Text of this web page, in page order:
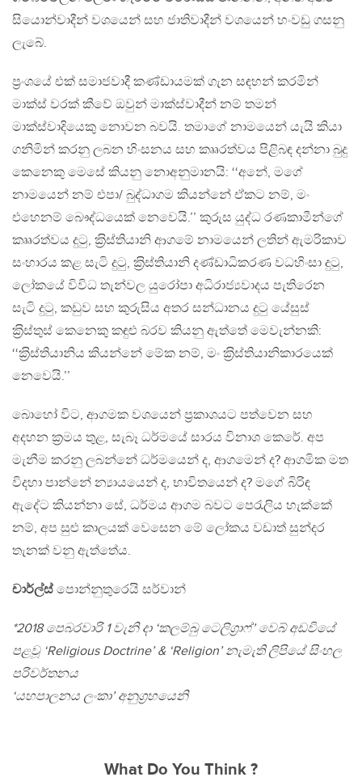
සියොන්වාදීන් වශයෙන් සහ ජාතිවාදීන් වශයෙන් හංවඩු ගසනු
ලැබේ.
ප‍්‍රංශයේ එක් සමාජවාදී කණ්ඩායමක් ගැන සඳහන් කරමින්
මාක්ස් වරක් කීවේ ඔවුන් මාක්ස්වාදීන් නම් තමන්
මාක්ස්වාදියෙකු නොවන බවයි. තමාගේ නාමයෙන් යැයි කියා
ගනිමින් කරනු ලබන හිංසනය සහ කෲරත්වය පිළිබඳ දන්නා බුදු
කෙනෙකු මෙසේ කියනු නොඅනුමානයි: ‘‘අනේ, මගේ
නාමයෙන් නම් එපා/ බුද්ධාගම කියන්නේ ඒකට නම්, මං
එහෙනම් බෞද්ධයෙක් නෙවෙයි.’’ කුරුස යුද්ධ රණකාමීන්ගේ
කෲරත්වය දුටු, ක‍්‍රිස්තියානි ආගමේ නාමයෙන් ලතින් ඇමරිකාව
සංහාරය කළ සැටි දුටු, ක‍්‍රිස්තියානි දණ්ඩාධිකරණ වධහිංසා දුටු,
ලෝකයේ විවිධ තැන්වල යුරෝපා අධිරාජ්‍යවාදය පැතිරෙන
සැටි දුටු, කඩුව සහ කුරුසිය අතර සන්ධානය දුටු යේසුස්
ක‍්‍රිස්තුස් කෙනෙකු කඳුළු බරව කියනු ඇත්තේ මෙවැන්නකි:
‘‘ක‍්‍රිස්තියානිය කියන්නේ මේක නම්, මං ක‍්‍රිස්තියානිකාරයෙක්
නෙවෙයි.’’
බොහෝ විට, ආගමක වශයෙන් ප‍්‍රකාශයට පත්වෙන සහ
අදහන ක‍්‍රමය තුළ, සැබෑ ධර්මයේ සාරය විනාශ කෙරේ. අප
මැනීම කරනු ලබන්නේ ධර්මයෙන් ද, ආගමෙන් ද? ආගමික මත
විදහා පාන්නේ න්‍යායයෙන් ද, භාවිතයෙන් ද? මගේ බිරිඳ
ඇදේට කියන්නා සේ, ධර්මය ආගම බවට පෙරැලිය හැක්කේ
නම්, අප සුළු කාලයක් වෙසෙන මේ ලෝකය වඩාත් සුන්දර
තැනක් වනු ඇත්තේය.
චාර්ල්ස් පොන්නුතුරෙයි සර්වාන්
*2018 පෙබරවාරි 1 වැනි දා ‘කලම්බු ටෙලිග‍්‍රාෆ්’ වෙබ් අඩවියේ
පළවූ ‘Religious Doctrine’ & ‘Religion’ නැමැති ලිපියේ සිංහල
පරිවර්තනය
‘යහපාලනය ලංකා’ අනුග‍්‍රහයෙනි
What Do You Think ?